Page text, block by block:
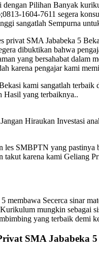
dengan Pilihan Banyak
1604-7611 segera
sangatlah Sempurna
SMA Jababeka 5
dibuktikan bahwa
yang bersahabat dalam
karena pengajar kami
kami sangatlah terbaik
Hasil yang terbaiknya..
Hiraukan Investasi
SMBPTN yang pastinya
takut karena kami Geliang
membawa Secerca sinar
mungkin
yang terbaik demi
SMA Jababeka